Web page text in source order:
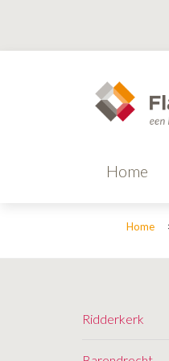
Home
Home
Ridderkerk